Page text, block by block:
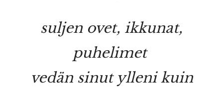
suljen ovet, ikkunat,
puhelimet
vedän sinut ylleni kuin